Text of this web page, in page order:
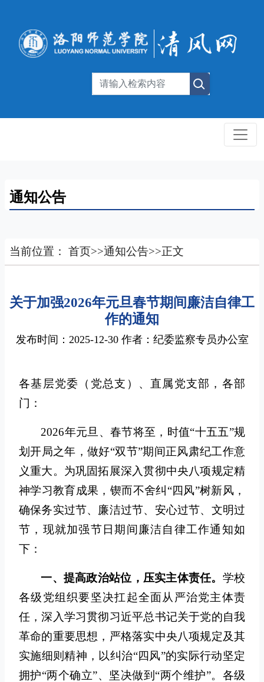
通知公告
当前位置： 首页>>通知公告>>正文
关于加强2026年元旦春节期间廉洁自律工
作的通知
发布时间：2025-12-30 作者：纪委监察专员办公室
各基层党委（党总支）、直属党支部，各部
门：
2026年元旦、春节将至，时值“十五五”规
划开局之年，做好“双节”期间正风肃纪工作意
义重大。为巩固拓展深入贯彻中央八项规定精
神学习教育成果，锲而不舍纠“四风”树新风，
确保务实过节、廉洁过节、安心过节、文明过
节，现就加强节日期间廉洁自律工作通知如
下：
一、提高政治站位，压实主体责任。 学校
各级党组织要坚决扛起全面从严治党主体责
任，深入学习贯彻习近平总书记关于党的自我
革命的重要思想，严格落实中央八项规定及其
实施细则精神，以纠治“四风”的实际行动坚定
拥护“两个确立”、坚决做到“两个维护”。各级